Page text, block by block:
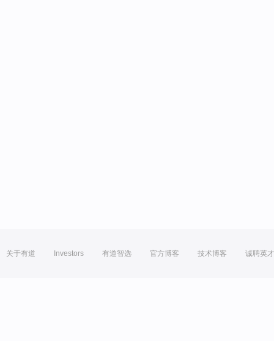
关于有道 Investors 有道智选 官方博客 技术博客 诚聘英才